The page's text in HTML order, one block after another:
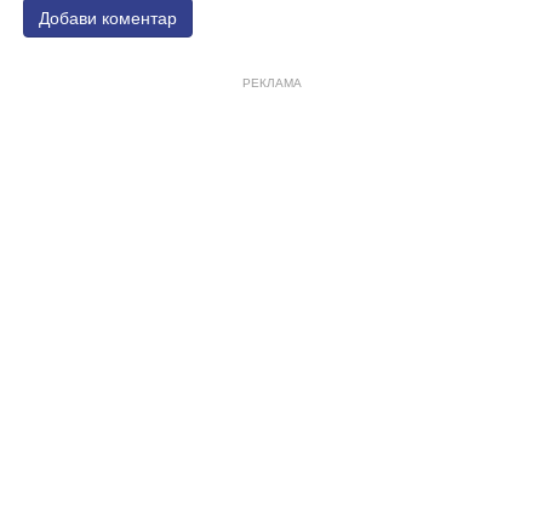
Добави коментар
РЕКЛАМА